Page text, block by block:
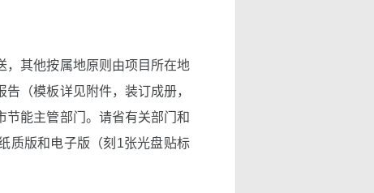
，其他按属地原则由项目所在地
（模板详见附件，装订成册，
节能主管部门。请省有关部门和
质版和电子版（刻1张光盘贴标